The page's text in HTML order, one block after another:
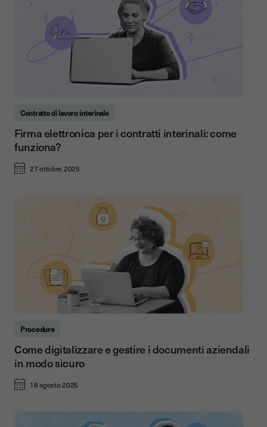
Contratto di lavoro interinale
Firma elettronica per i contratti interinali: come
funziona?
27 ottobre 2025
Procedure
Come digitalizzare e gestire i documenti aziendali
in modo sicuro
18 agosto 2025